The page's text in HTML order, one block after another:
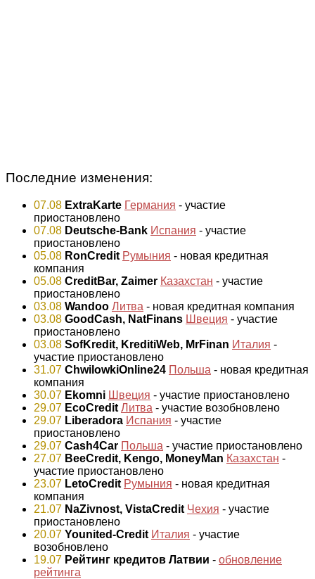
Последние изменения:
07.08 ExtraKarte Германия - участие
приостановлено
07.08 Deutsche-Bank Испания - участие
приостановлено
05.08 RonCredit Румыния - новая кредитная
компания
05.08 CreditBar, Zaimer Казахстан - участие
приостановлено
03.08 Wandoo Литва - новая кредитная компания
03.08 GoodCash, NatFinans Швеция - участие
приостановлено
03.08 SofKredit, KreditiWeb, MrFinan Италия -
участие приостановлено
31.07 ChwilowkiOnline24 Польша - новая кредитная
компания
30.07 Ekomni Швеция - участие приостановлено
29.07 EcoCredit Литва - участие возобновлено
29.07 Liberadora Испания - участие
приостановлено
29.07 Cash4Car Польша - участие приостановлено
27.07 BeeCredit, Kengo, MoneyMan Казахстан -
участие приостановлено
23.07 LetoCredit Румыния - новая кредитная
компания
21.07 NaZivnost, VistaCredit Чехия - участие
приостановлено
20.07 Younited-Credit Италия - участие
возобновлено
19.07 Рейтинг кредитов Латвии - обновление
рейтинга